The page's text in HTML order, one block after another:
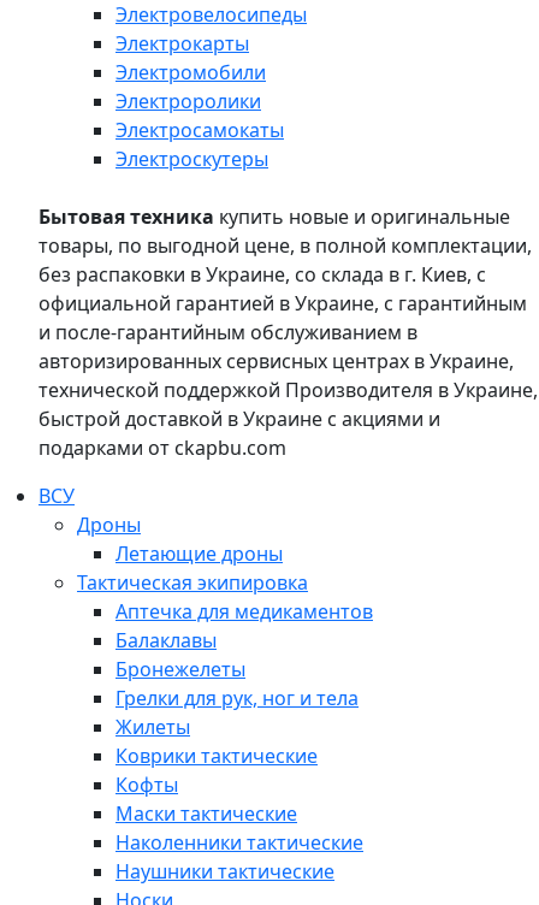
Электровелосипеды
Электрокарты
Электромобили
Электроролики
Электросамокаты
Электроскутеры
Бытовая техника купить новые и оригинальные
товары, по выгодной цене, в полной комплектации,
без распаковки в Украине, со склада в г. Киев, с
официальной гарантией в Украине, с гарантийным
и после-гарантийным обслуживанием в
авторизированных сервисных центрах в Украине,
технической поддержкой Производителя в Украине,
быстрой доставкой в Украине с акциями и
подарками от ckapbu.com
ВСУ
Дроны
Летающие дроны
Тактическая экипировка
Аптечка для медикаментов
Балаклавы
Бронежелеты
Грелки для рук, ног и тела
Жилеты
Коврики тактические
Кофты
Маски тактические
Наколенники тактические
Наушники тактические